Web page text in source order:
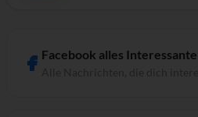
Facebook alles Interessante